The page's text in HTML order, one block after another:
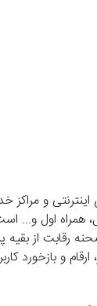
و مراکز
همراه اول
از بقیه
و